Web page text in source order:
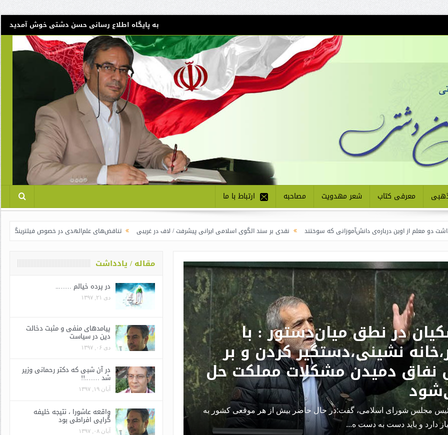
به پایگاه اطلاع رسانی حسن دشتی خوش آمدید
معرفی کتاب شعر مهدویت مصاحبه ارتباط با ما
از اوین درباره‌ی دانش‌آموزانی که سوختند نقدی بر سند الگوی اسلامی ایرانی پیشرفت / لاف در غریبی تناقض‌های علم‌الهدی در خصوص فیلترینگ
در نطق میان‌دستور : با
نشینی،دستگیر کردن و بر
نفاق دمیدن مشکلات مملکت حل
مجلس شورای اسلامی، گفت:در حال حاضر بیش از هر موقعی کشور به
دارد و باید دست به دست ه...
مقاله / یادداشت
در پرده خیالم ……..
دی ۲۱, ۱۳۹۷
پیامدهای منفی و مثبت دخالت
دین در سیاست
دی ۰۶, ۱۳۹۷
در آن شبی که دکتر رحمانی وزیر
شد …….!!
آبان ۱۹, ۱۳۹۷
واقعه عاشورا ، نتیجه خلیفه
گرایی افراطی بود
آبان ۰۸, ۱۳۹۷